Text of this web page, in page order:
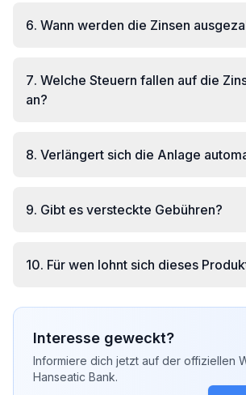
6. Wann werden die Zinsen
7. Welche Steuern fallen auf die
an?
8. Verlängert sich die Anlage
9. Gibt es versteckte Gebühren?
10. Für wen lohnt sich dieses
Interesse geweckt?
Informiere dich jetzt auf der offiziellen
Hanseatic Bank.